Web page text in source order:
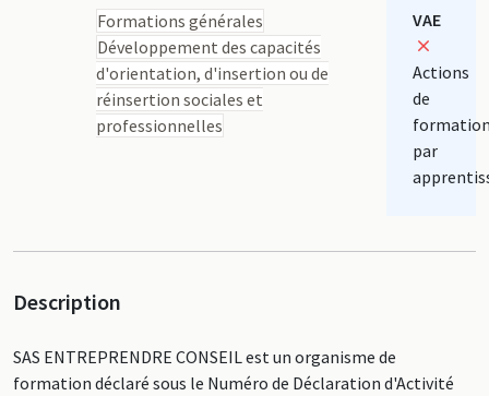
Formations générales
Développement des capacités
d'orientation, d'insertion ou de
réinsertion sociales et
professionnelles
VAE
Actions
de
par
Description
SAS ENTREPRENDRE CONSEIL est un organisme de
formation déclaré sous le Numéro de Déclaration d'Activité